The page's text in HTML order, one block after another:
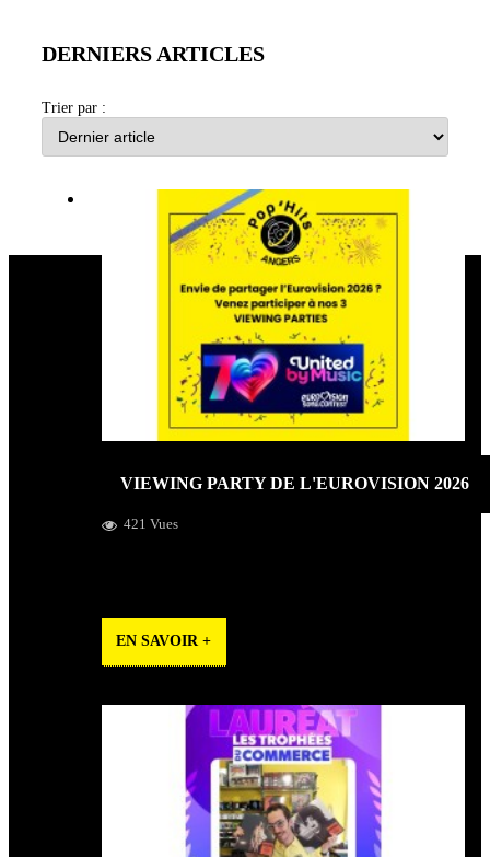
DERNIERS ARTICLES
Trier par :
VIEWING PARTY DE L'EUROVISION 2026
421 Vues
EN SAVOIR +